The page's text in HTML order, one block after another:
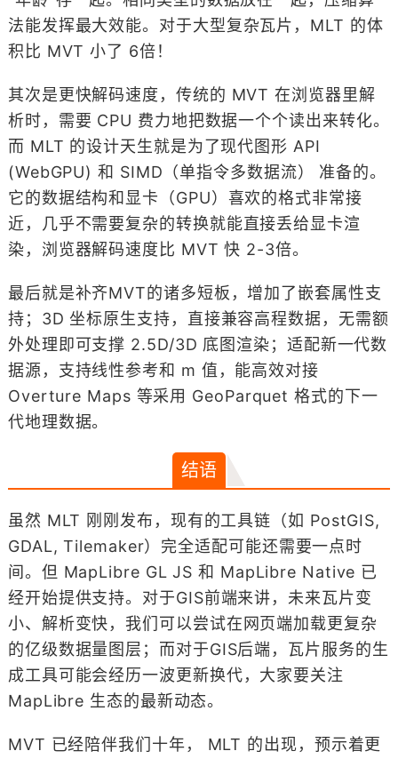
法能发挥最大效能。对于大型复杂瓦片，MLT 的体
积比 MVT 小了 6倍！
其次是更快解码速度，传统的 MVT 在浏览器里解
析时，需要 CPU 费力地把数据一个个读出来转化。
而 MLT 的设计天生就是为了现代图形 API
(WebGPU) 和 SIMD（单指令多数据流） 准备的。
它的数据结构和显卡（GPU）喜欢的格式非常接
近，几乎不需要复杂的转换就能直接丢给显卡渲
染，浏览器解码速度比 MVT 快 2-3倍。
最后就是补齐MVT的诸多短板，增加了嵌套属性支
持；3D 坐标原生支持，直接兼容高程数据，无需额
外处理即可支撑 2.5D/3D 底图渲染；适配新一代数
据源，支持线性参考和 m 值，能高效对接
Overture Maps 等采用 GeoParquet 格式的下一
代地理数据。
结语
虽然 MLT 刚刚发布，现有的工具链（如 PostGIS,
GDAL, Tilemaker）完全适配可能还需要一点时
间。但 MapLibre GL JS 和 MapLibre Native 已
经开始提供支持。对于GIS前端来讲，未来瓦片变
小、解析变快，我们可以尝试在网页端加载更复杂
的亿级数据量图层；而对于GIS后端，瓦片服务的生
成工具可能会经历一波更新换代，大家要关注
MapLibre 生态的最新动态。
MVT 已经陪伴我们十年， MLT 的出现，预示着更